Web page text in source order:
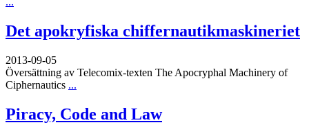
Det apokryfiska chiffernautikmaskineriet
2013-09-05
Översättning av Telecomix-texten The Apocryphal Machinery of
Ciphernautics ...
Piracy, Code and Law